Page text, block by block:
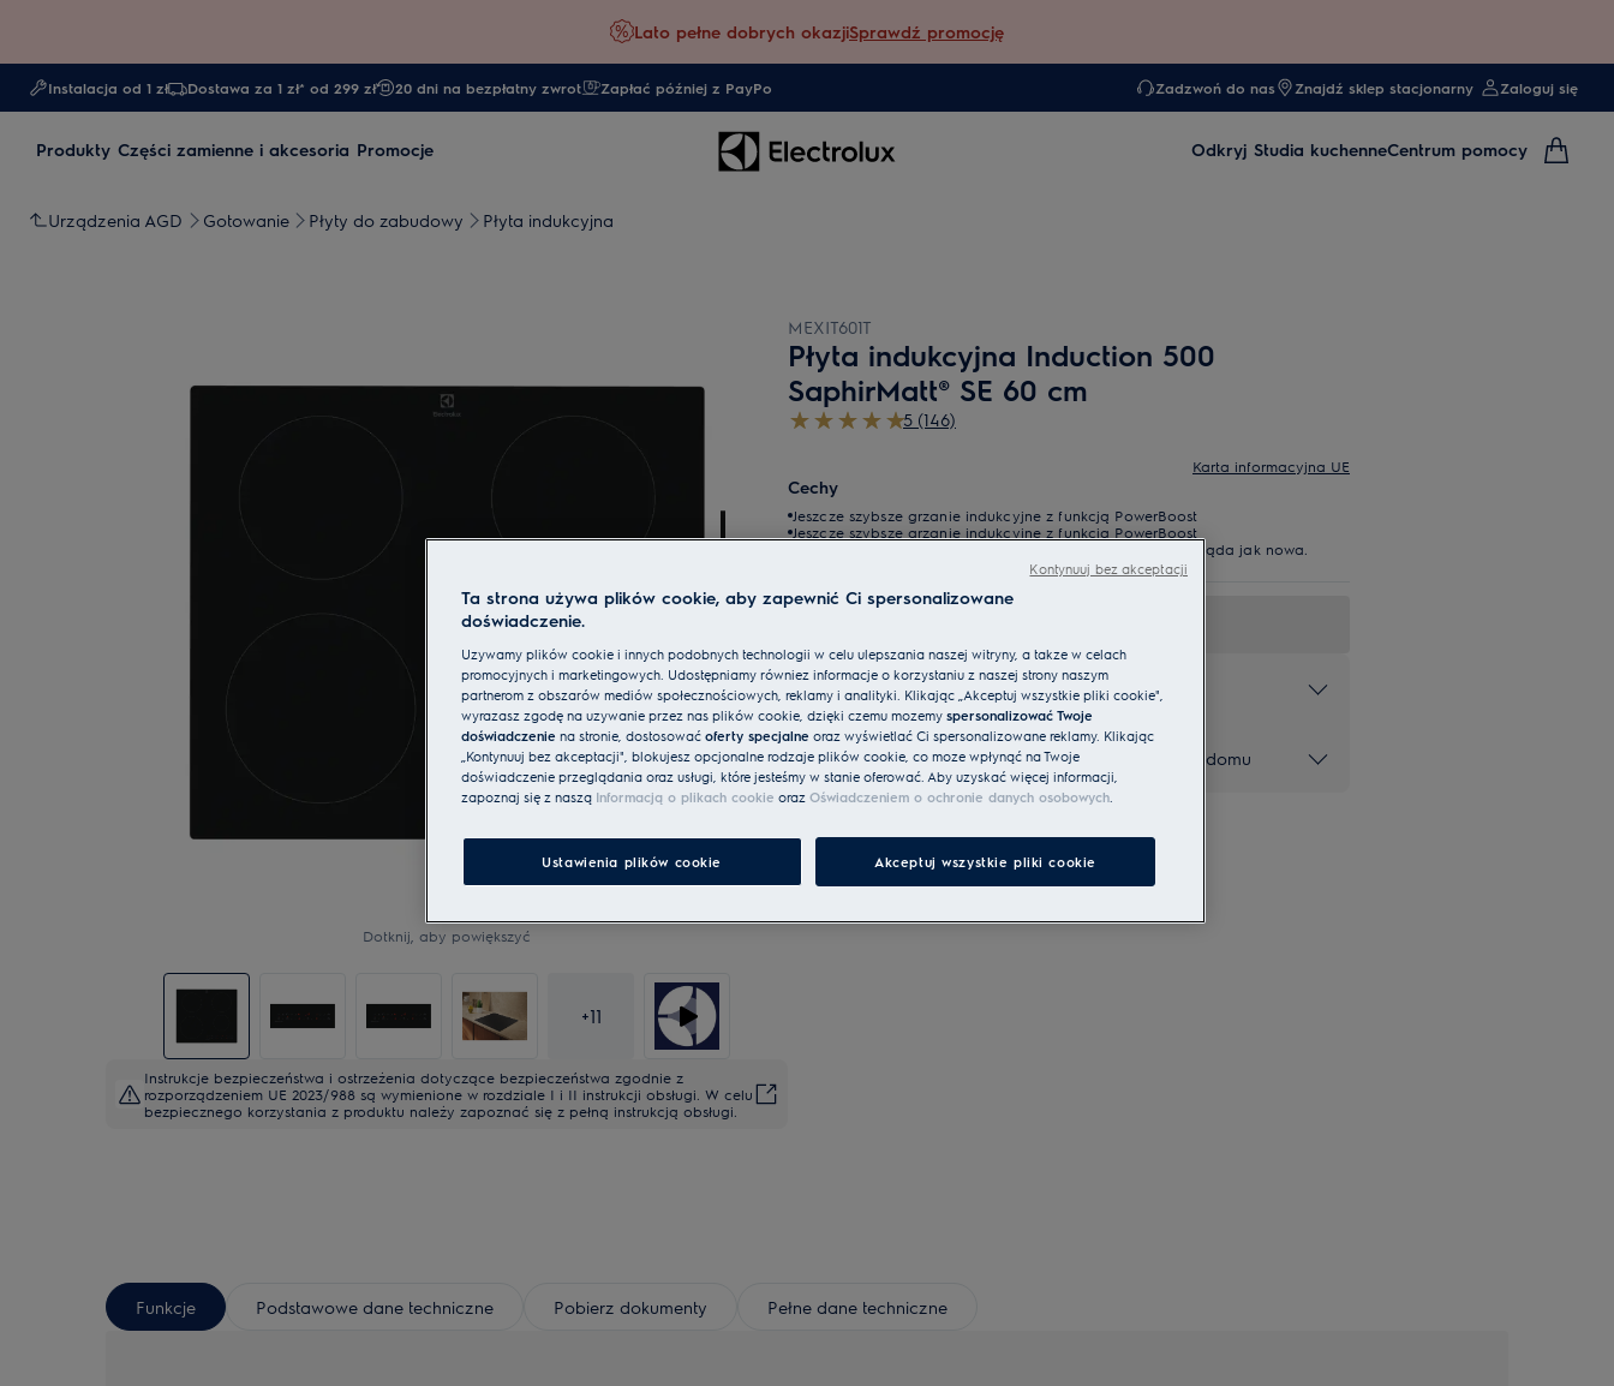
Lato pełne dobrych okazjiSprawdź promocję
Instalacja od 1 zł Dostawa za 1 zł* od 299 zł 20 dni na bezpłatny zwrot Zapłać później z PayPo Zadzwoń do nas Znajdź sklep stacjonarny Zaloguj się
Produkty Części zamienne i akcesoria Promocje Odkryj Studia kuchenneCentrum pomocy
Urządzenia AGD Gotowanie Płyty do zabudowy Płyta indukcyjna
Dotknij, aby powiększyć
+11
Instrukcje bezpieczeństwa i ostrzeżenia dotyczące bezpieczeństwa zgodnie z
rozporządzeniem UE 2023/988 są wymienione w rozdziale I i II instrukcji obsługi. W celu
bezpiecznego korzystania z produktu należy zapoznać się z pełną instrukcją obsługi.
MEXIT601T
Płyta indukcyjna Induction 500
SaphirMatt® SE 60 cm
5 (146)
Karta informacyjna UE
Cechy
Jeszcze szybsze grzanie indukcyjne z funkcją PowerBoost
Jeszcze szybsze grzanie indukcyjne z funkcją PowerBoost
SaphirMatt® SE: Subtelnie elegancka i gładka. Dłużej wygląda jak nowa.
Electrolux płaci Twoje rachunki
Obejrzyj sprzęt na żywo bez wychodzenia z domu
Funkcje Podstawowe dane techniczne Pobierz dokumenty Pełne dane techniczne
Ta strona używa plików cookie, aby zapewnić Ci spersonalizowane
doświadczenie.
Używamy plików cookie i innych podobnych technologii w celu ulepszania naszej witryny, a także w celach
promocyjnych i marketingowych. Udostępniamy również informacje o korzystaniu z naszej strony naszym
partnerom z obszarów mediów społecznościowych, reklamy i analityki. Klikając „Akceptuj wszystkie pliki cookie",
wyrażasz zgodę na używanie przez nas plików cookie, dzięki czemu możemy spersonalizować Twoje
doświadczenie na stronie, dostosować oferty specjalne oraz wyświetlać Ci spersonalizowane reklamy. Klikając
„Kontynuuj bez akceptacji", blokujesz opcjonalne rodzaje plików cookie, co może wpłynąć na Twoje
doświadczenie przeglądania oraz usługi, które jesteśmy w stanie oferować. Aby uzyskać więcej informacji,
zapoznaj się z naszą Informacją o plikach cookie oraz Oświadczeniem o ochronie danych osobowych.
Ustawienia plików cookie Akceptuj wszystkie pliki cookie
Kontynuuj bez akceptacji